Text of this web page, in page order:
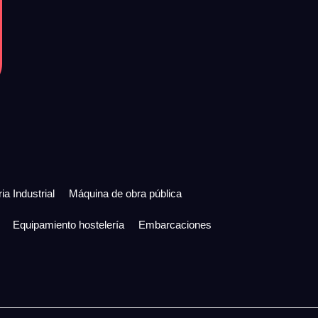
Industrial Máquina de obra pública
Equipamiento hostelería Embarcaciones